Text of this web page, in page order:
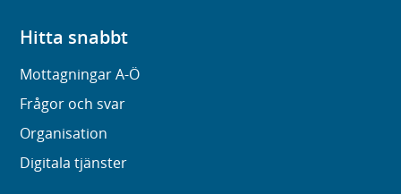
Hitta snabbt
Mottagningar A-Ö
Frågor och svar
Organisation
Digitala tjänster